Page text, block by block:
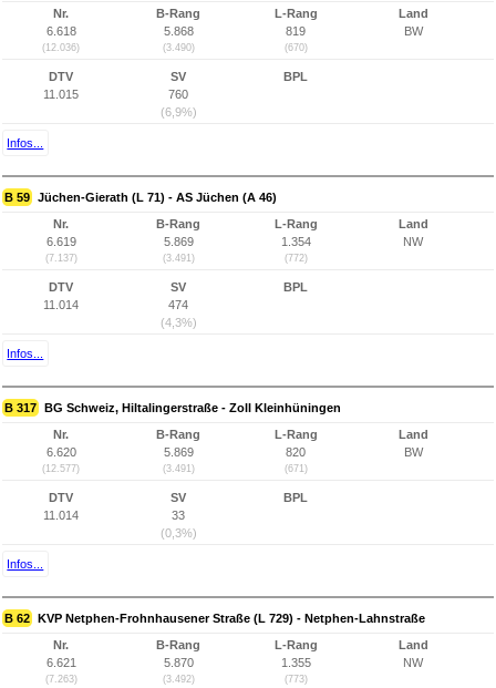
Nr.
6.618
(12.036)
B-Rang
5.868
(3.490)
L-Rang
819
(670)
Land
BW
DTV
11.015
SV
760
(6,9%)
BPL
Infos...
B 59 Jüchen-Gierath (L 71) - AS Jüchen (A 46)
Nr.
6.619
(7.137)
B-Rang
5.869
(3.491)
L-Rang
1.354
(772)
Land
NW
DTV
11.014
SV
474
(4,3%)
BPL
Infos...
B 317 BG Schweiz, Hiltalingerstraße - Zoll Kleinhüningen
Nr.
6.620
(12.577)
B-Rang
5.869
(3.491)
L-Rang
820
(671)
Land
BW
DTV
11.014
SV
33
(0,3%)
BPL
Infos...
B 62 KVP Netphen-Frohnhausener Straße (L 729) - Netphen-Lahnstraße
Nr.
6.621
(7.263)
B-Rang
5.870
(3.492)
L-Rang
1.355
(773)
Land
NW